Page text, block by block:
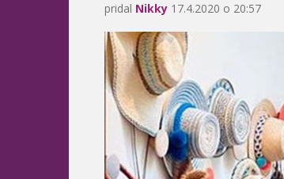
pridal Nikky 17.4.2020 o 20:57